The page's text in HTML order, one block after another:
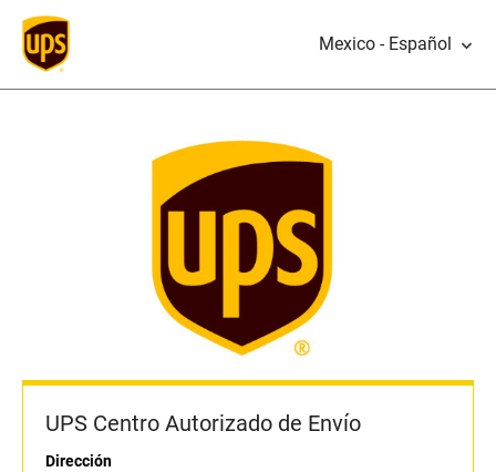
Mexico - Español
UPS Centro Autorizado de Envío
Dirección